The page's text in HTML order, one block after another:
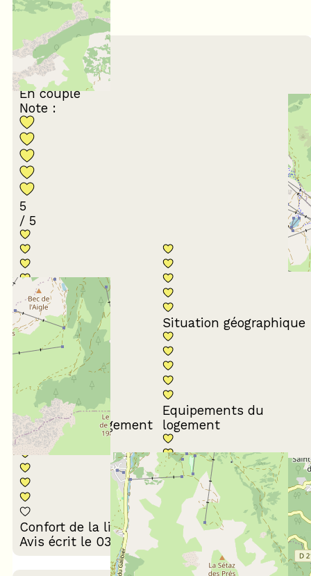
4,27
/ 5
Février 2026
Louise
25 à 34 ans
En couple
Note :
5
/ 5
Conformité du
descriptif
Situation géographique
Propreté du logement
Equipements du
logement
Confort de la literie
Décoration du
logement
Avis écrit le 03/03/2026